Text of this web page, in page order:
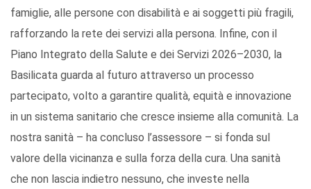
famiglie, alle persone con disabilità e ai soggetti più fragili,
rafforzando la rete dei servizi alla persona. Infine, con il
Piano Integrato della Salute e dei Servizi 2026–2030, la
Basilicata guarda al futuro attraverso un processo
partecipato, volto a garantire qualità, equità e innovazione
in un sistema sanitario che cresce insieme alla comunità. La
nostra sanità – ha concluso l’assessore – si fonda sul
valore della vicinanza e sulla forza della cura. Una sanità
che non lascia indietro nessuno, che investe nella